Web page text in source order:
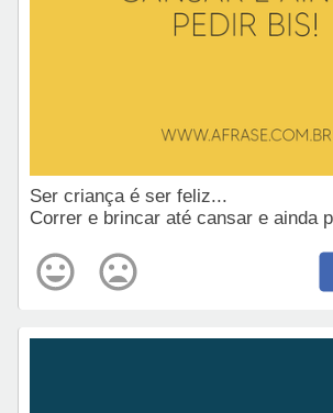
Ser criança é ser feliz...
Correr e brincar até cansar e ainda